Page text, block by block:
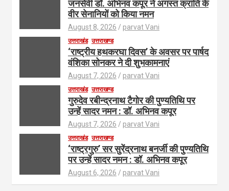
जनसेवी डॉ. अभिनव कपूर ने अगस्त क्रांति के
वीर सेनानियों को किया नमन
August 8, 2026 parvat Vani
उत्तराखंड उत्तराखण्ड
‘राष्ट्रीय हथकरघा दिवस’ के अवसर पर पार्षद
वंशिका सोनकर ने दी शुभकामनाएं
August 7, 2026 parvat Vani
उत्तराखंड उत्तराखण्ड
गुरुदेव रबीन्द्रनाथ टैगोर की पुण्यतिथि पर
उन्हें सादर नमन : डॉ. अभिनव कपूर
August 7, 2026 parvat Vani
उत्तराखंड उत्तराखण्ड
‘राष्ट्रगुरु’ सर सुरेंद्रनाथ बनर्जी की पुण्यतिथि
पर उन्हें सादर नमन : डॉ. अभिनव कपूर
August 6, 2026 parvat Vani